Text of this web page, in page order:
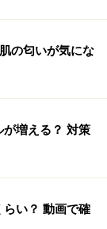
バーして、肌
さすがエテュ
いたりやニキ
きます。スキ
、ニキビ肌さ
の匂いが気にな
増える？ 対策
い？ 動画で確